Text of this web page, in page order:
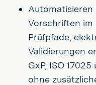
Automatisieren
Vorschriften im
Prüfpfade,
Validierungen
GxP, ISO 17025
ohne